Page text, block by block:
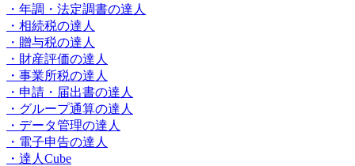
・年調・法定調書の達人
・相続税の達人
・贈与税の達人
・財産評価の達人
・事業所税の達人
・申請・届出書の達人
・グループ通算の達人
・データ管理の達人
・電子申告の達人
・達人Cube